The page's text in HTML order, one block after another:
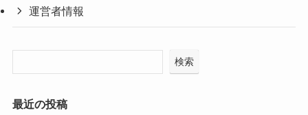
運営者情報
検索
最近の投稿